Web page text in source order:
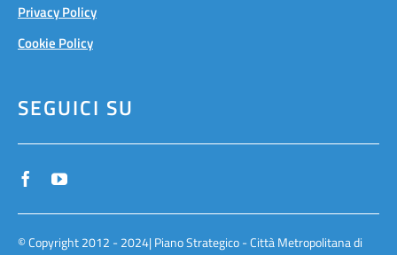
Privacy Policy
Cookie Policy
SEGUICI SU
© Copyright 2012 - 2024| Piano Strategico - Città Metropolitana di